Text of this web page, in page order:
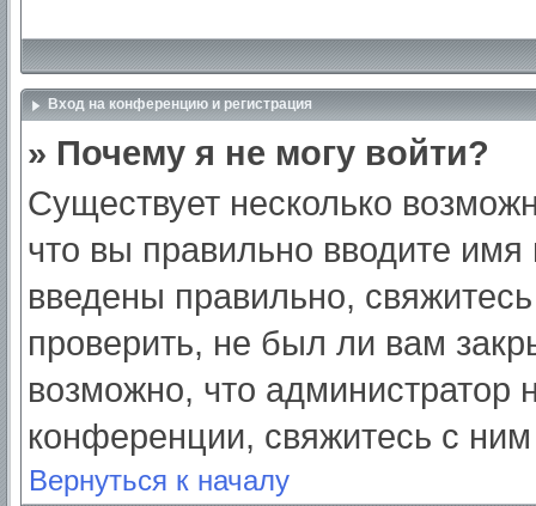
Вход на конференцию и регистрация
» Почему я не могу войти?
Существует несколько
что вы правильно вводите
введены правильно,
проверить, не был ли вам
возможно, что администратор
конференции, свяжитесь с
Вернуться к началу